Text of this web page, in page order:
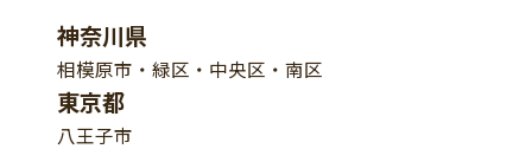
神奈川県
相模原市・緑区・中央区・南区
東京都
八王子市